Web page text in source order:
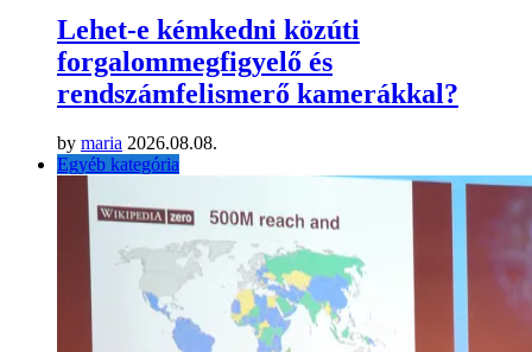
Lehet-e kémkedni közúti
forgalommegfigyelő és
rendszámfelismerő kamerákkal?
by maria 2026.08.08.
Egyéb kategória